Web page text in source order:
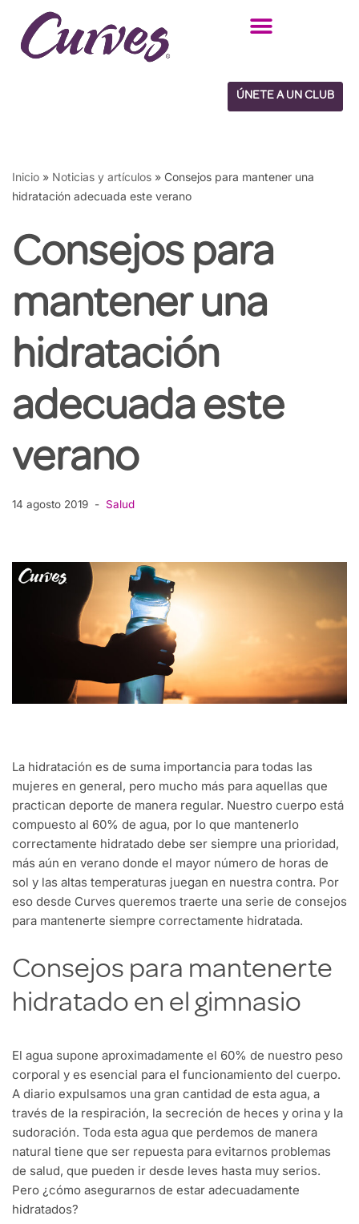
Saltar
ÚNETE A UN CLUB
Inicio » Noticias y artículos » Consejos para mantener una
hidratación adecuada este verano
Consejos para
mantener una
hidratación
adecuada este
verano
14 agosto 2019 Salud
La hidratación es de suma importancia para todas las
mujeres en general, pero mucho más para aquellas que
practican deporte de manera regular. Nuestro cuerpo está
compuesto al 60% de agua, por lo que mantenerlo
correctamente hidratado debe ser siempre una prioridad,
más aún en verano donde el mayor número de horas de
sol y las altas temperaturas juegan en nuestra contra. Por
eso desde Curves queremos traerte una serie de consejos
para mantenerte siempre correctamente hidratada.
Consejos para mantenerte
hidratado en el gimnasio
El agua supone aproximadamente el 60% de nuestro peso
corporal y es esencial para el funcionamiento del cuerpo.
A diario expulsamos una gran cantidad de esta agua, a
través de la respiración, la secreción de heces y orina y la
sudoración. Toda esta agua que perdemos de manera
natural tiene que ser repuesta para evitarnos problemas
de salud, que pueden ir desde leves hasta muy serios.
Pero ¿cómo asegurarnos de estar adecuadamente
hidratados?